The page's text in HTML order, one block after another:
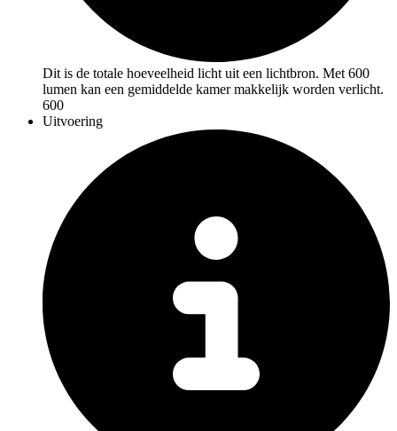
Dit is de totale hoeveelheid licht uit een lichtbron. Met 600
lumen kan een gemiddelde kamer makkelijk worden verlicht.
600
Uitvoering